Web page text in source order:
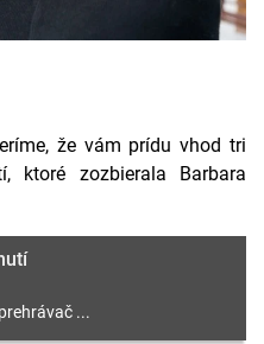
že vám prídu vhod tri
ktoré zozbierala Barbara